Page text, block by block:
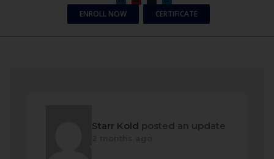
ENROLL NOW CERTIFICATE
Starr Kold posted an update